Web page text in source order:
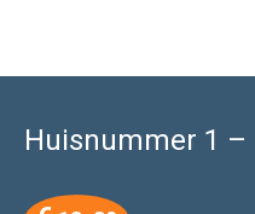
Huisnummer 1 –